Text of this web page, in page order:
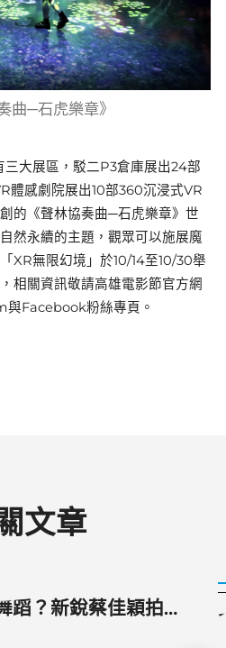
曲─石虎樂章》
三大展區，駁二P3倉庫展出24部
體感劇院展出10部360沉浸式VR
的《聲林協奏曲─石虎樂章》世
然永續的主題，觀眾可以施展魔
XR無限幻境」於10/14至10/30舉
相關資訊敬請高雄電影節官方網
Facebook粉絲專頁。
文章
蹈？新銳蔡佳穎拍